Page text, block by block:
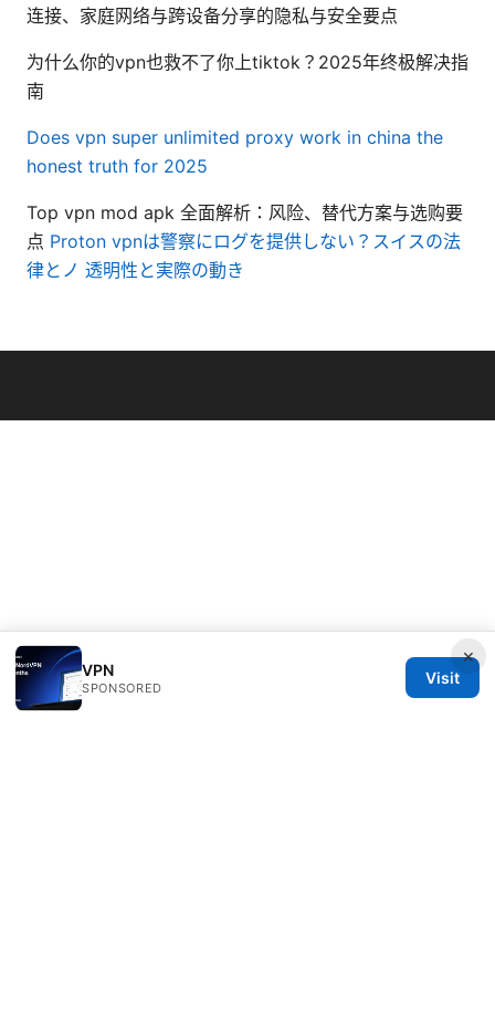
连接、家庭网络与跨设备分享的隐私与安全要点
为什么你的vpn也救不了你上tiktok？2025年终极解决指
南
Does vpn super unlimited proxy work in china the
honest truth for 2025
Top vpn mod apk 全面解析：风险、替代方案与选购要
点 Proton vpnは警察にログを提供しない？スイスの法
律とノ 透明性と実際の動き
×
VPN
SPONSORED
Visit